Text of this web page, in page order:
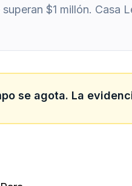
$1 millón. Casa
se agota. La